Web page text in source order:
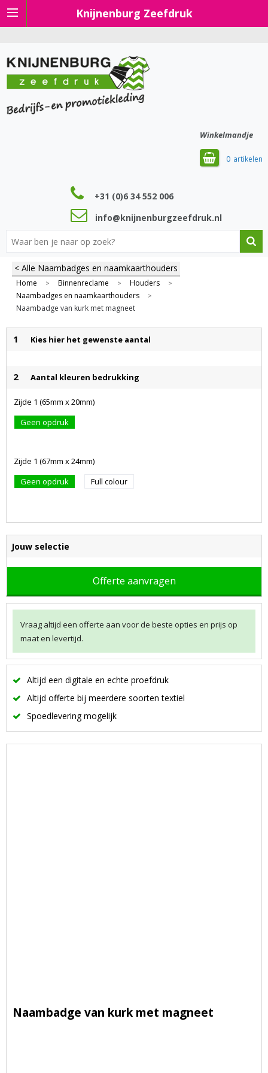
Knijnenburg Zeefdruk
Winkelmandje
0
+31 (0)6 34 552 006
info@knijnenburgzeefdruk.nl
< Alle Naambadges en naamkaarthouders
Home > Binnenreclame > Houders >
Naambadges en naamkaarthouders >
Naambadge van kurk met magneet
1 Kies hier het gewenste aantal
2 Aantal kleuren bedrukking
Zijde 1 (65mm x 20mm)
Geen opdruk
Zijde 1 (67mm x 24mm)
Geen opdruk
Full colour
Jouw selectie
Offerte aanvragen
Vraag altijd een offerte aan voor de beste opties en prijs op
maat en levertijd.
Altijd een digitale en echte proefdruk
Altijd offerte bij meerdere soorten textiel
Spoedlevering mogelijk
Naambadge van kurk met magneet